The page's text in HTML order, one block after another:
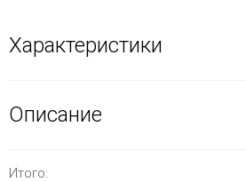
Характеристики
Описание
Итого: